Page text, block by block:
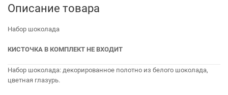
Описание товара
Набор шоколада
КИСТОЧКА В КОМПЛЕКТ НЕ ВХОДИТ
Набор шоколада: декорированное полотно из белого шоколада,
цветная глазурь.